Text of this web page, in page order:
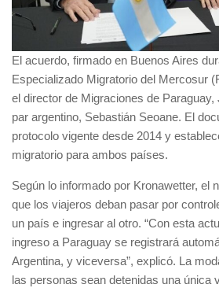
El acuerdo, firmado en Buenos Aires
Especializado Migratorio del Mercosur
el director de Migraciones de
par argentino, Sebastián Seoane. El
protocolo vigente desde 2014 y
migratorio para ambos países.
Según lo informado por Kronawetter, el
que los viajeros deban pasar por
un país e ingresar al otro. “Con esta
ingreso a Paraguay se registrará
Argentina, y viceversa”, explicó. La
las personas sean detenidas una única